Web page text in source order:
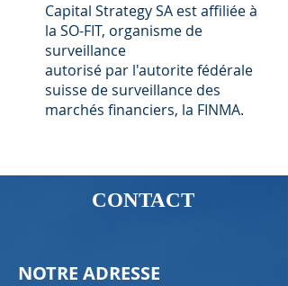
Capital Strategy SA est affiliée à
la SO-FIT, organisme de
surveillance
autorisé par l'autorite fédérale
suisse de surveillance des
marchés financiers, la FINMA.
CONTACT
NOTRE ADRESSE